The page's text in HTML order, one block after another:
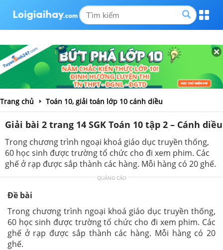
Trang chủ Toán 10, giải toán lớp 10 cánh diều
Giải bài 2 trang 14 SGK Toán 10 tập 2 – Cánh diều
Trong chương trình ngoại khoá giáo dục truyền thống,
60 học sinh được trường tổ chức cho đi xem phim. Các
ghế ở rạp được sắp thành các hàng. Mỗi hàng có 20 ghế.
QUẢNG CÁO
Đề bài
Trong chương trình ngoại khoá giáo dục truyền thống,
60 học sinh được trường tổ chức cho đi xem phim. Các
ghế ở rạp được sắp thành các hàng. Mỗi hàng có 20
ghế.